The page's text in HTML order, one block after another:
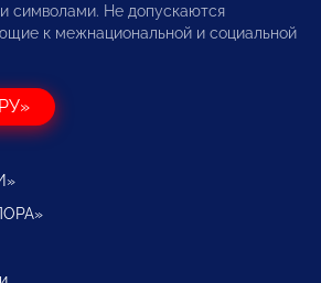
символами. Не допускаются
к межнациональной и социальной